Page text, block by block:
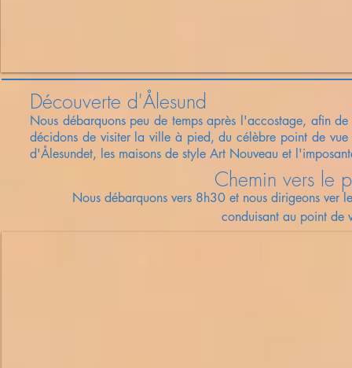
Découverte d'Ålesund
Nous débarquons peu de temps après l'accostage, afin
décidons de visiter la ville à pied, du célèbre point de
d'Ålesundet, les maisons de style Art Nouveau et
Chemin vers le
Nous débarquons vers 8h30 et nous dirigeons
conduisant au point de